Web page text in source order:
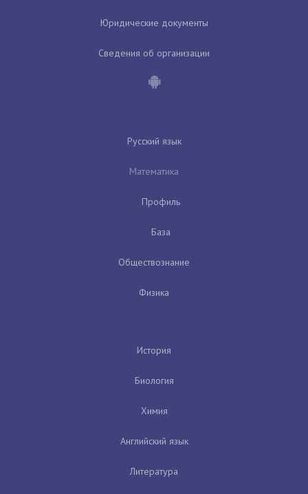
Юридические документы
Сведения об организации
Русский язык
Математика
Профиль
База
Обществознание
Физика
История
Биология
Химия
Английский язык
Литература